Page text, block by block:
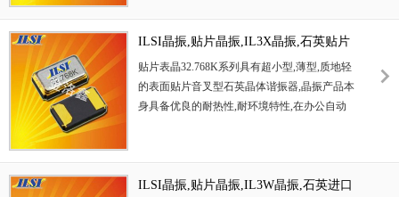
身主要应用在时钟控制产品，或者是控
制模块，主要给时钟芯片提供一个基准
信号，其主要各项功能还得看应用何种
产品。本产品具有小型,薄型,轻型的贴
片晶振表面型音叉式石英晶体谐振器,产
金属外壳的封装使得产品在封装时能发
ILSI晶振,贴片晶振,IL3X晶振,石英贴片
晶振
贴片表晶32.768K系列具有超小型,薄型,质地轻
的表面贴片音叉型石英晶体谐振器,晶振产品本
身具备优良的耐热性,耐环境特性,在办公自动
曲线要求,金属外壳的石英晶振使得产品在封装
时能发挥比陶瓷晶振外壳更好的耐冲击性能.
ILSI晶振,贴片晶振,IL3W晶振,石英进口